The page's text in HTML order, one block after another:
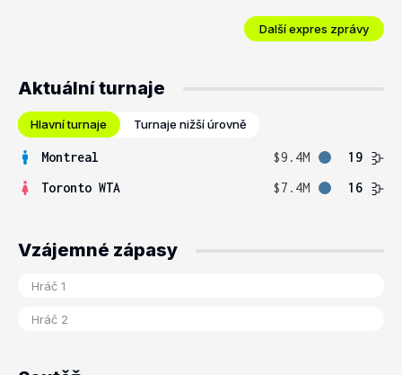
Další expres zprávy
Aktuální turnaje
Hlavní turnaje Turnaje nižší úrovně
Montreal $9.4M
19
Toronto WTA
$7.4M 16
Vzájemné zápasy